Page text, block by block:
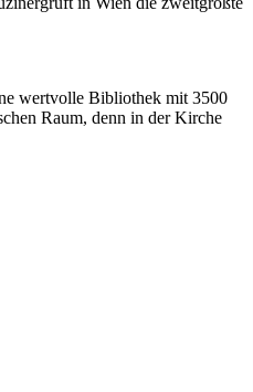
wertvolle Bibliothek mit 3500
Raum, denn in der Kirche